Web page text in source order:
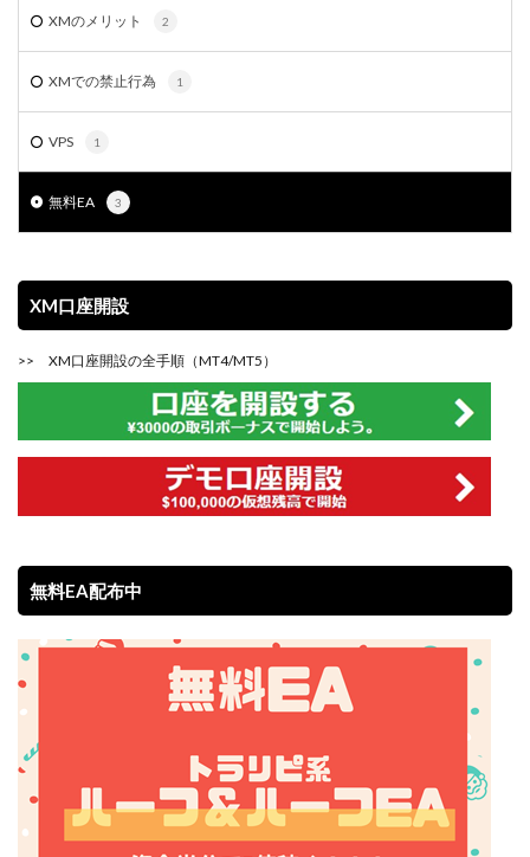
XMのメリット 2
XMでの禁止行為 1
VPS 1
無料EA 3
XM口座開設
>> XM口座開設の全手順（MT4/MT5）
無料EA配布中